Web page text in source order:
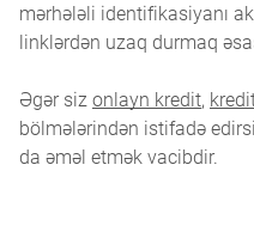
mərhələli identifikasiyanı
linklərdən uzaq durmaq
Əgər siz onlayn kredit,
bölmələrindən istifadə
da əməl etmək vacibdir.